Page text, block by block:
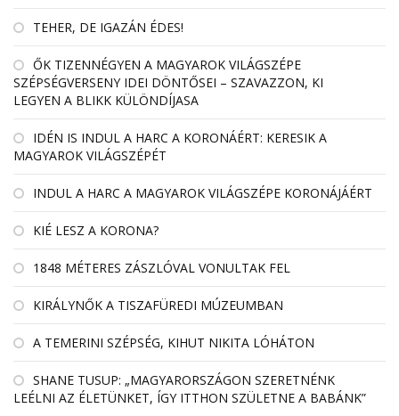
TEHER, DE IGAZÁN ÉDES!
ŐK TIZENNÉGYEN A MAGYAROK VILÁGSZÉPE
SZÉPSÉGVERSENY IDEI DÖNTŐSEI – SZAVAZZON, KI
LEGYEN A BLIKK KÜLÖNDÍJASA
IDÉN IS INDUL A HARC A KORONÁÉRT: KERESIK A
MAGYAROK VILÁGSZÉPÉT
INDUL A HARC A MAGYAROK VILÁGSZÉPE KORONÁJÁÉRT
KIÉ LESZ A KORONA?
1848 MÉTERES ZÁSZLÓVAL VONULTAK FEL
KIRÁLYNŐK A TISZAFÜREDI MÚZEUMBAN
A TEMERINI SZÉPSÉG, KIHUT NIKITA LÓHÁTON
SHANE TUSUP: „MAGYARORSZÁGON SZERETNÉNK
LEÉLNI AZ ÉLETÜNKET, ÍGY ITTHON SZÜLETNE A BABÁNK”